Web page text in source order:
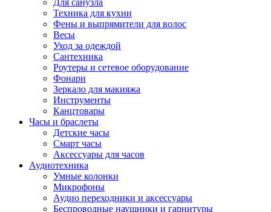
Для санузла
Техника для кухни
Фены и выпрямители для волос
Весы
Уход за одеждой
Сантехника
Роутеры и сетевое оборудование
Фонари
Зеркало для макияжа
Инструменты
Канцтовары
Часы и браслеты
Детские часы
Смарт часы
Аксессуары для часов
Аудиотехника
Умные колонки
Микрофоны
Аудио переходники и аксессуары
Беспроводные наушники и гарнитуры